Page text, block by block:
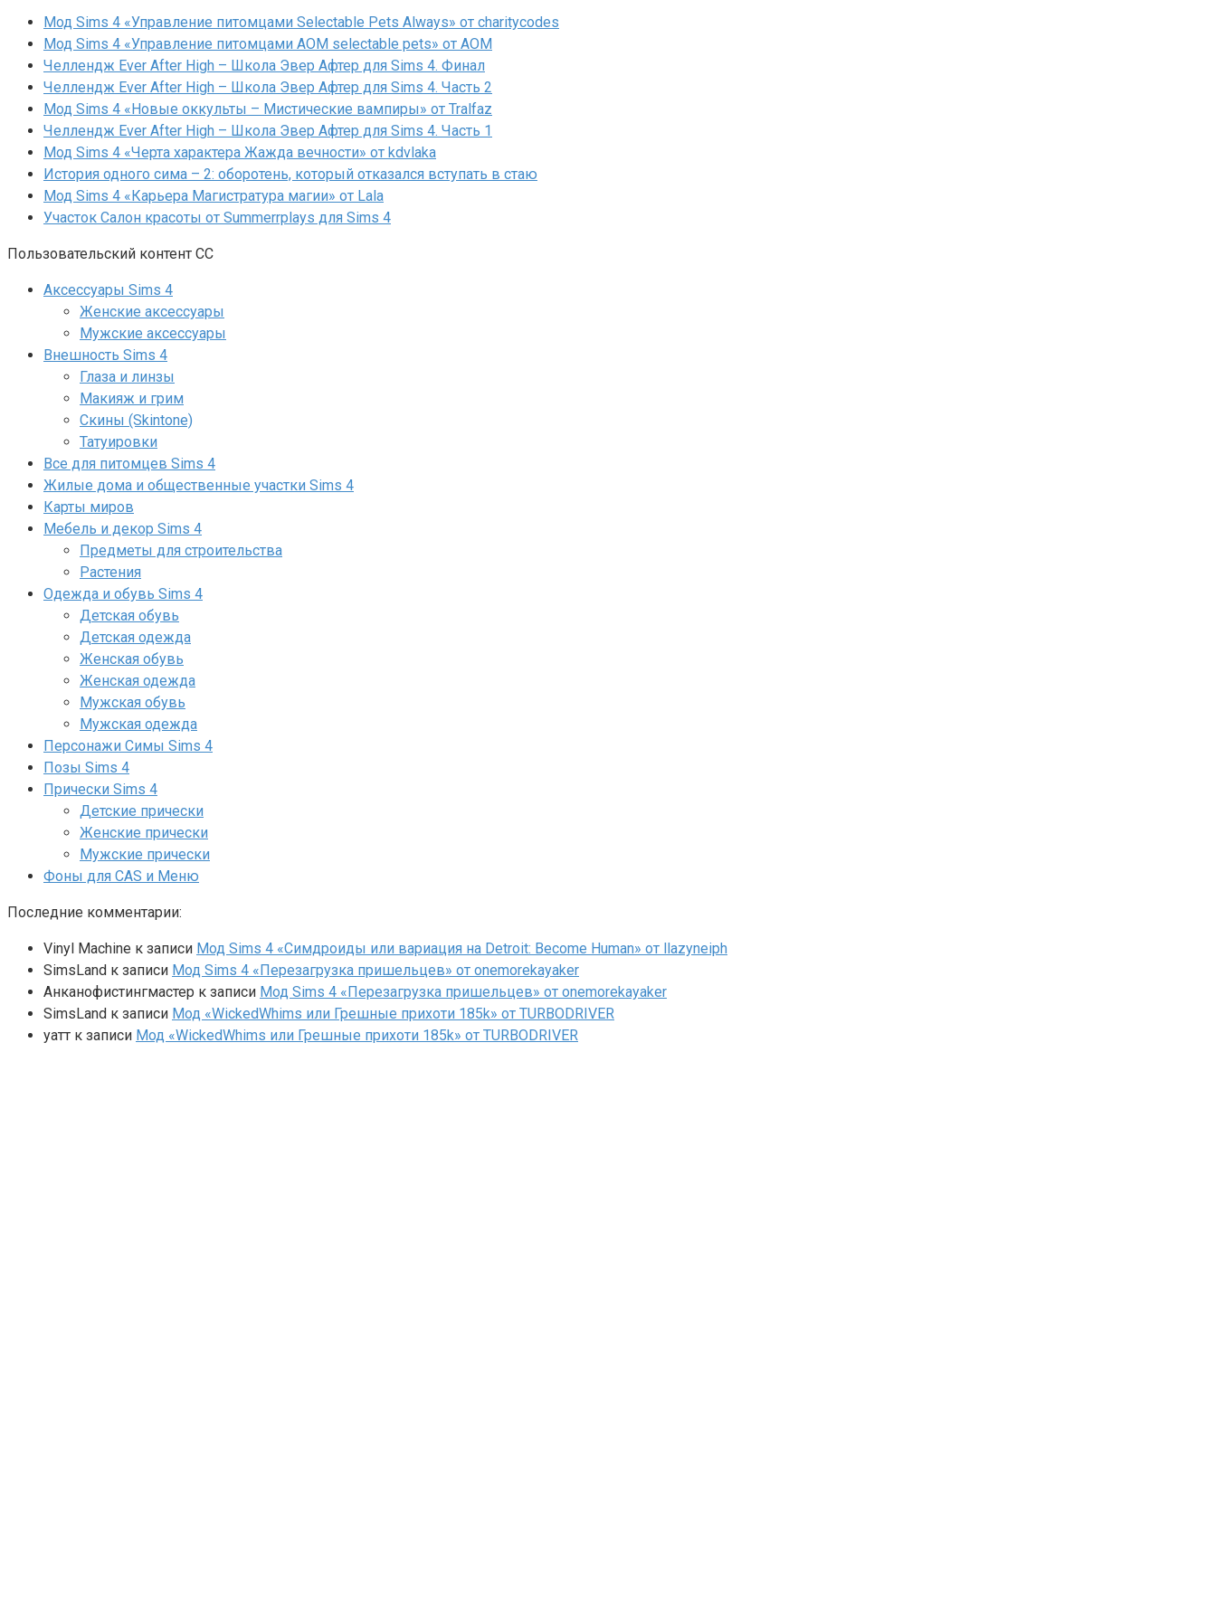
Мод Sims 4 «Управление питомцами Selectable Pets Always» от charitycodes
Мод Sims 4 «Управление питомцами AOM selectable pets» от AOM
Челлендж Ever After High – Школа Эвер Афтер для Sims 4. Финал
Челлендж Ever After High – Школа Эвер Афтер для Sims 4. Часть 2
Мод Sims 4 «Новые оккульты – Мистические вампиры» от Tralfaz
Челлендж Ever After High – Школа Эвер Афтер для Sims 4. Часть 1
Мод Sims 4 «Черта характера Жажда вечности» от kdvlaka
История одного сима – 2: оборотень, который отказался вступать в стаю
Мод Sims 4 «Карьера Магистратура магии» от Lala
Участок Салон красоты от Summerrplays для Sims 4
Пользовательский контент СС
Аксессуары Sims 4
Женские аксессуары
Мужские аксессуары
Внешность Sims 4
Глаза и линзы
Макияж и грим
Скины (Skintone)
Татуировки
Все для питомцев Sims 4
Жилые дома и общественные участки Sims 4
Карты миров
Мебель и декор Sims 4
Предметы для строительства
Растения
Одежда и обувь Sims 4
Детская обувь
Детская одежда
Женская обувь
Женская одежда
Мужская обувь
Мужская одежда
Персонажи Симы Sims 4
Позы Sims 4
Прически Sims 4
Детские прически
Женские прически
Мужские прически
Фоны для CAS и Меню
Последние комментарии:
Vinyl Machine к записи Мод Sims 4 «Симдроиды или вариация на Detroit: Become Human» от llazyneiph
SimsLand к записи Мод Sims 4 «Перезагрузка пришельцев» от onemorekayaker
Анканофистингмастер к записи Мод Sims 4 «Перезагрузка пришельцев» от onemorekayaker
SimsLand к записи Мод «WickedWhims или Грешные прихоти 185k» от TURBODRIVER
yaтт к записи Мод «WickedWhims или Грешные прихоти 185k» от TURBODRIVER